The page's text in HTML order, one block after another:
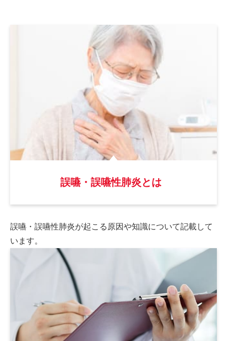
誤嚥・誤嚥性肺炎とは
誤嚥・誤嚥性肺炎が起こる原因や知識について記載して
います。